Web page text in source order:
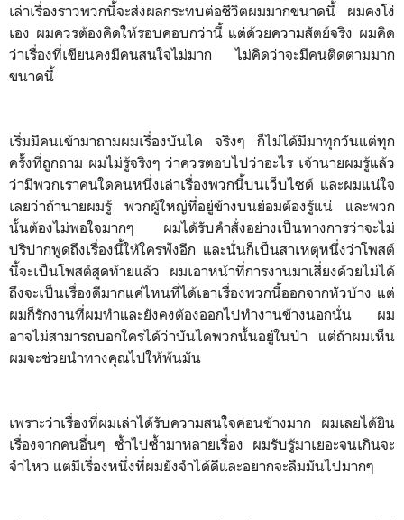
เล่าเรื่องราวพวกนี้จะส่งผลกระทบต่อชีวิตผมมากขนาดนี้ ผมคงโง่
เอง ผมควรต้องคิดให้รอบคอบกว่านี้ แต่ด้วยความสัตย์จริง ผมคิด
ว่าเรื่องที่เขียนคงมีคนสนใจไม่มาก ไม่คิดว่าจะมีคนติดตามมาก
ขนาดนี้
เริ่มมีคนเข้ามาถามผมเรื่องบันได จริงๆ ก็ไม่ได้มีมาทุกวันแต่ทุก
ครั้งที่ถูกถาม ผมไม่รู้จริงๆ ว่าควรตอบไปว่าอะไร เจ้านายผมรู้แล้ว
ว่ามีพวกเราคนใดคนหนึ่งเล่าเรื่องพวกนี้บนเว็บไซต์ และผมแน่ใจ
เลยว่าถ้านายผมรู้ พวกผู้ใหญ่ที่อยู่ข้างบนย่อมต้องรู้แน่ และพวก
นั้นต้องไม่พอใจมากๆ ผมได้รับคำสั่งอย่างเป็นทางการว่าจะไม่
ปริปากพูดถึงเรื่องนี้ให้ใครฟังอีก และนั่นก็เป็นสาเหตุหนึ่งว่าโพสต์
นี้จะเป็นโพสต์สุดท้ายแล้ว ผมเอาหน้าที่การงานมาเสี่ยงด้วยไม่ได้
ถึงจะเป็นเรื่องดีมากแค่ไหนที่ได้เอาเรื่องพวกนี้ออกจากหัวบ้าง แต่
ผมก็รักงานที่ผมทำและยังคงต้องออกไปทำงานข้างนอกนั่น ผม
อาจไม่สามารถบอกใครได้ว่าบันไดพวกนั้นอยู่ในป่า แต่ถ้าผมเห็น
ผมจะช่วยนำทางคุณไปให้พ้นมัน
เพราะว่าเรื่องที่ผมเล่าได้รับความสนใจค่อนข้างมาก ผมเลยได้ยิน
เรื่องจากคนอื่นๆ ซ้ำไปซ้ำมาหลายเรื่อง ผมรับรู้มาเยอะจนเกินจะ
จำไหว แต่มีเรื่องหนึ่งที่ผมยังจำได้ดีและอยากจะลืมมันไปมากๆ